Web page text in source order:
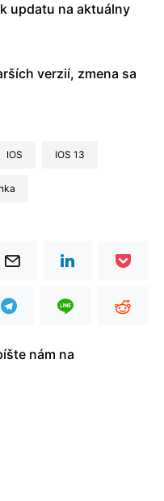
updatu na aktuálny
verzií, zmena sa
iOS iOS 13
nám na